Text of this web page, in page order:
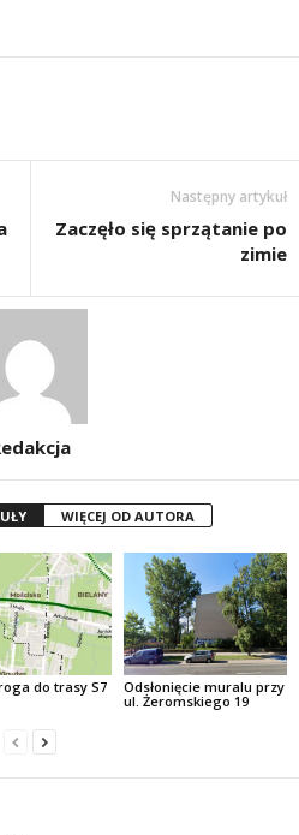
Następny artykuł
Zaczęło się sprzątanie po
zimie
WIĘCEJ OD AUTORA
do trasy S7
Odsłonięcie muralu przy
ul. Żeromskiego 19